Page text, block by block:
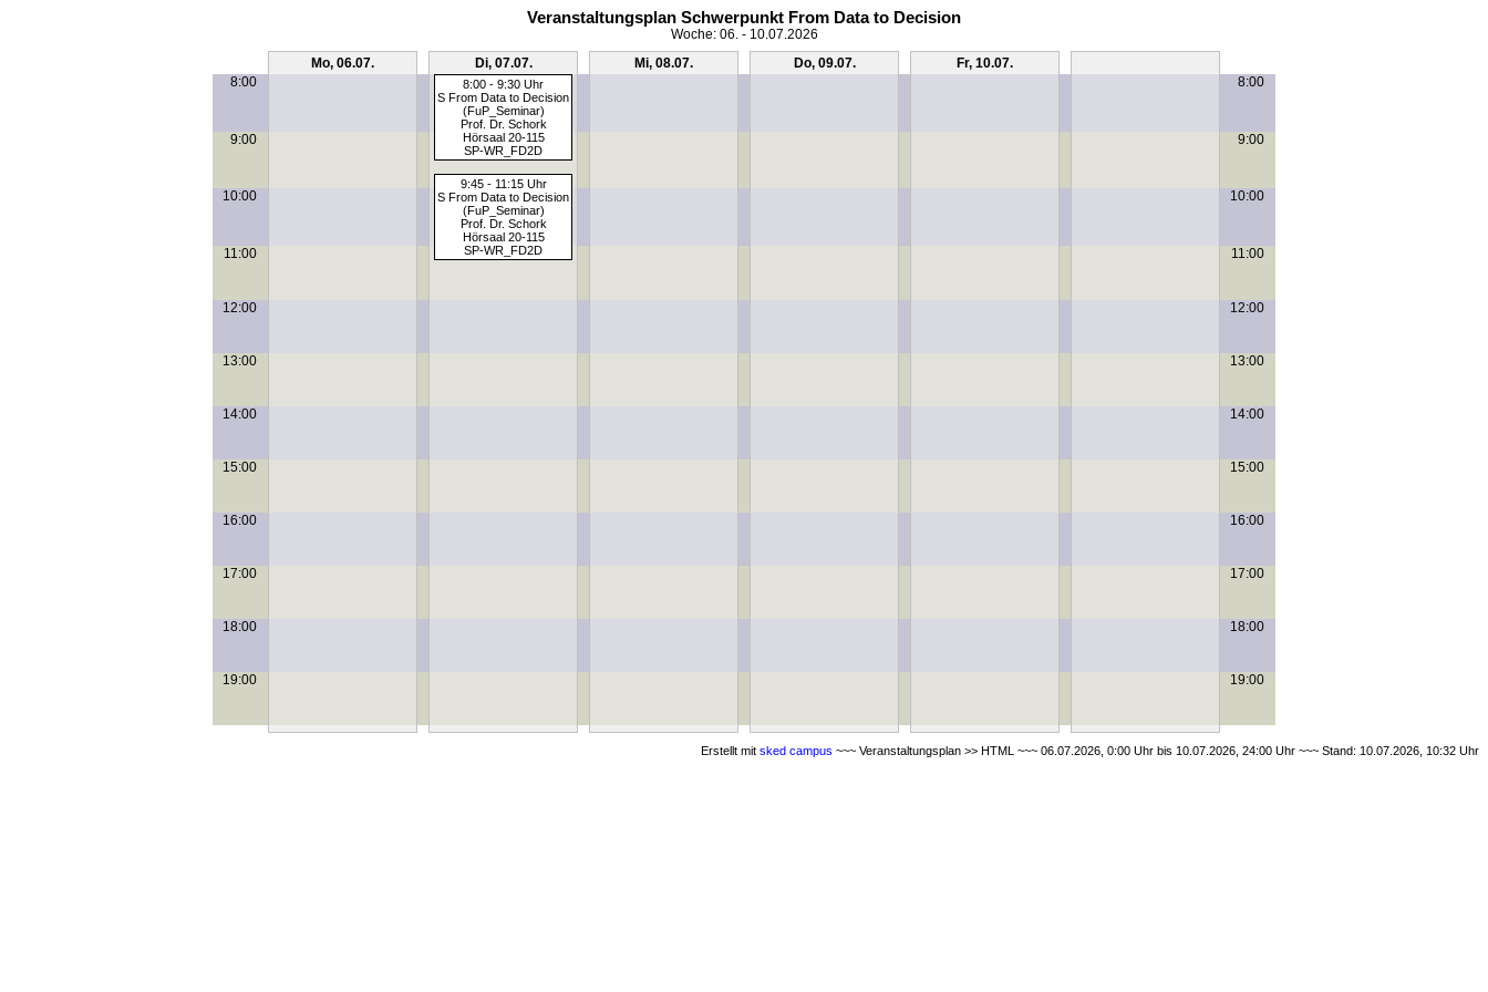
Veranstaltungsplan Schwerpunkt From Data to Decision
Woche: 06. - 10.07.2026
Mo, 06.07.
Di, 07.07. Mi, 08.07. Do, 09.07. Fr, 10.07.
8:00
8:00 - 9:30 Uhr
S From Data to Decision
(FuP_Seminar)
Prof. Dr. Schork
Hörsaal 20-115
SP-WR_FD2D
8:00
9:00 9:00
9:45 - 11:15 Uhr
S From Data to Decision
(FuP_Seminar)
Prof. Dr. Schork
Hörsaal 20-115
SP-WR_FD2D
10:00 10:00
11:00 11:00
12:00 12:00
13:00 13:00
14:00 14:00
15:00 15:00
16:00 16:00
17:00 17:00
18:00 18:00
19:00 19:00
Erstellt mit sked campus ~~~ Veranstaltungsplan >> HTML ~~~ 06.07.2026, 0:00 Uhr bis 10.07.2026, 24:00 Uhr ~~~ Stand: 10.07.2026, 10:32 Uhr